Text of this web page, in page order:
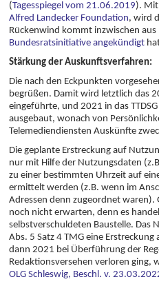
(Tagesspiegel vom 21.06.2019).
Alfred Landecker Foundation, wird
Rückenwind kommt inzwischen aus
Bundesratsinitiative angekündigt
Stärkung der Auskunftsverfahren:
Die nach den Eckpunkten
begrüßen. Damit wird letztlich das
eingeführte, und 2021 in das
ausgebaut, wonach von
Telemediendiensten Auskünfte
Die geplante Erstreckung auf
nur mit Hilfe der Nutzungsdaten
zu einer bestimmten Uhrzeit auf
ermittelt werden (z.B. wenn im
Adressen denn zugeordnet waren).
noch nicht erwarten, denn es
selbstverschuldeten Baustelle. Das
Abs. 5 Satz 4 TMG eine
dann 2021 bei Überführung der
Redaktionsversehen verloren ging,
OLG Schleswig, Beschl. v.